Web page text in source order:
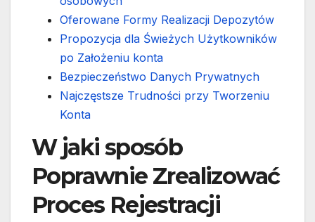
Oferowane Formy Realizacji Depozytów
Propozycja dla Świeżych Użytkowników
po Założeniu konta
Bezpieczeństwo Danych Prywatnych
Najczęstsze Trudności przy Tworzeniu
Konta
W jaki sposób
Poprawnie Zrealizować
Proces Rejestracji